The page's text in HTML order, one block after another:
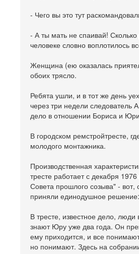
- Чего вы это тут
- А ты мать не спаивай!
человеке словно воплотилось
Женщина (ею оказалась
обоих трясло.
Ребята ушли, и в тот же день
через три недели следователь
дело в отношении Бориса и
В городском ремстройтресте,
молодого монтажника.
Производственная
тресте работает с декабря
Совета прошлого созыва" - вот,
приняли единодушное решение:
В тресте, известное дело,
знают Юру уже два года. Он
ему приходится, и все
но понимают. Здесь на